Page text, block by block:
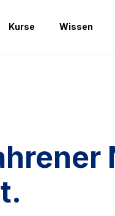
Kurse Wissen